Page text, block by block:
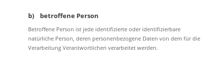
b) betroffene Person
Betroffene Person ist jede identifizierte oder identifizierbare
natürliche Person, deren personenbezogene Daten von dem für die
Verarbeitung Verantwortlichen verarbeitet werden.